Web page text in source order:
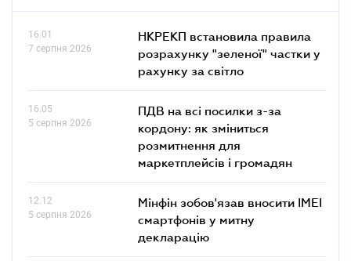
16.01
7 серпня 2026
НКРЕКП встановила правила
розрахунку "зеленої" частки у
рахунку за світло
16.05
5 серпня 2026
ПДВ на всі посилки з-за
кордону: як зміниться
розмитнення для
маркетплейсів і громадян
12.12
5 серпня 2026
Мінфін зобов'язав вносити IMEI
смартфонів у митну
декларацію